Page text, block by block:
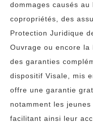
dommages causés
copropriétés, des
Protection Juridique
Ouvrage ou encore
des garanties
dispositif Visale, mis
offre une garantie
notamment les
facilitant ainsi leur